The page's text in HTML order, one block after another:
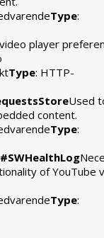
Type:
player
Type: HTTP-
Used
content.
Type:
of YouTube
Type: